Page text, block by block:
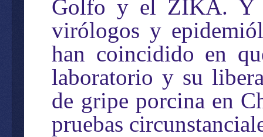
Golfo y el ZIKA. Y
virólogos y
han coincidido en
laboratorio y su
de gripe porcina en
pruebas